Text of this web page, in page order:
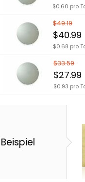
$0.60 pro
$49.19
$40.99
$0.68 pro
$33.59
$27.99
$0.93 pro